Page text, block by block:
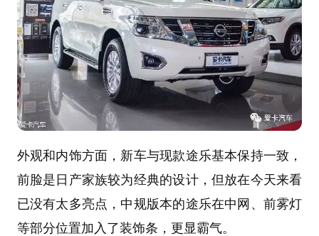
外观和内饰方面，新车与现款途乐基本保持一致，
前脸是日产家族较为经典的设计，但放在今天来看
已没有太多亮点，中规版本的途乐在中网、前雾灯
等部分位置加入了装饰条，更显霸气。